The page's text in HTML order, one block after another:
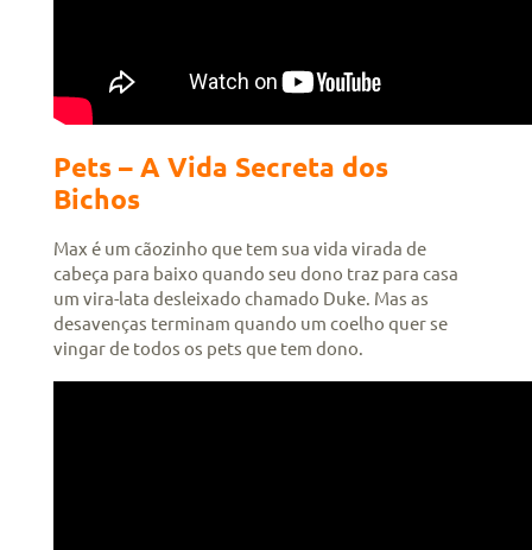
Pets – A Vida Secreta dos
Bichos
Max é um cãozinho que tem sua vida virada de
cabeça para baixo quando seu dono traz para casa
um vira-lata desleixado chamado Duke. Mas as
desavenças terminam quando um coelho quer se
vingar de todos os pets que tem dono.